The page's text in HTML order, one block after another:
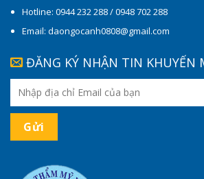
Hotline: 0944 232 288 / 0948 702 288
Email: daongocanh0808@gmail.com
ĐĂNG KÝ NHẬN TIN KHUYẾN